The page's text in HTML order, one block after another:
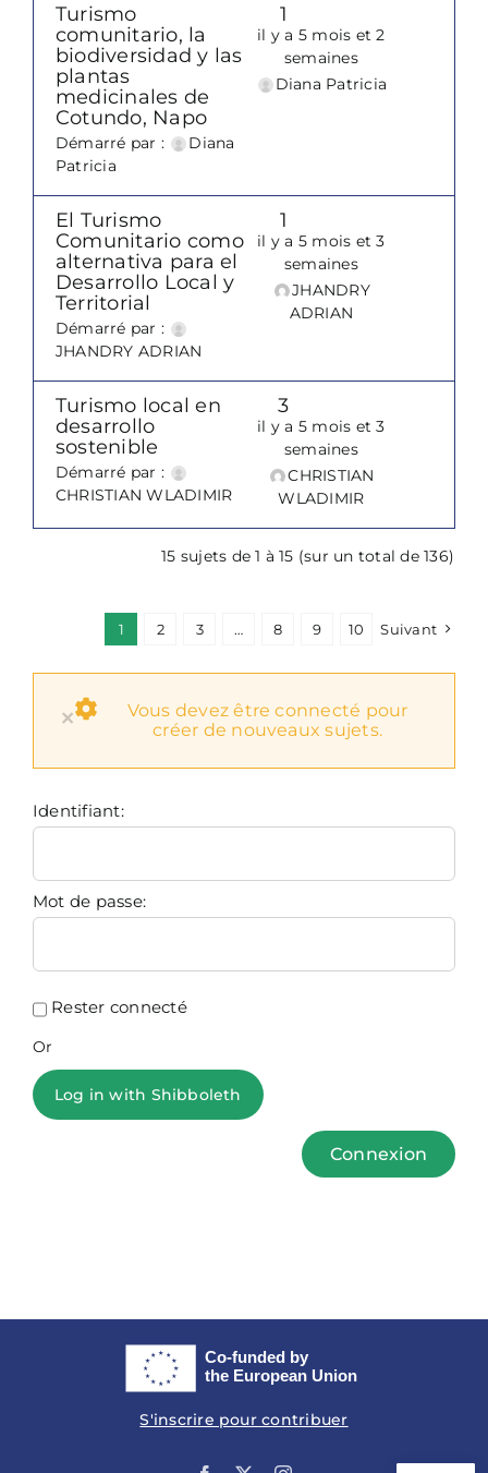
Turismo
comunitario, la
biodiversidad y las
plantas
medicinales de
Cotundo, Napo
Démarré par :
Diana
Patricia
1
il y a 5 mois et 2
semaines
Diana Patricia
El Turismo
Comunitario como
alternativa para el
Desarrollo Local y
Territorial
Démarré par :
JHANDRY ADRIAN
1
il y a 5 mois et 3
semaines
JHANDRY
ADRIAN
Turismo local en
desarrollo
sostenible
Démarré par :
CHRISTIAN WLADIMIR
3
il y a 5 mois et 3
semaines
CHRISTIAN
WLADIMIR
15 sujets de 1 à 15 (sur un total de 136)
1 2 3 … 8 9 10 Suivant
×
Vous devez être connecté pour
créer de nouveaux sujets.
Identifiant:
Mot de passe:
Rester connecté
Or
Log in with Shibboleth
Connexion
S'inscrire pour contribuer